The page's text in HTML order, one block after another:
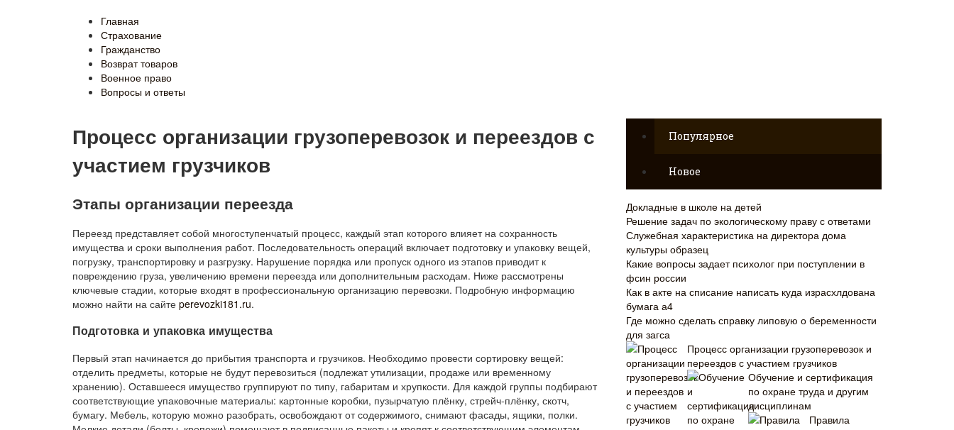
Главная
Страхование
Гражданство
Возврат товаров
Военное право
Вопросы и ответы
Процесс организации грузоперевозок и переездов с
участием грузчиков
Этапы организации переезда
Переезд представляет собой многоступенчатый процесс, каждый этап которого влияет на сохранность
имущества и сроки выполнения работ. Последовательность операций включает подготовку и упаковку вещей,
погрузку, транспортировку и разгрузку. Нарушение порядка или пропуск одного из этапов приводит к
повреждению груза, увеличению времени переезда или дополнительным расходам. Ниже рассмотрены
ключевые стадии, которые входят в профессиональную организацию перевозки. Подробную информацию
можно найти на сайте perevozki181.ru.
Подготовка и упаковка имущества
Первый этап начинается до прибытия транспорта и грузчиков. Необходимо провести сортировку вещей:
отделить предметы, которые не будут перевозиться (подлежат утилизации, продаже или временному
хранению). Оставшееся имущество группируют по типу, габаритам и хрупкости. Для каждой группы подбирают
соответствующие упаковочные материалы: картонные коробки, пузырчатую плёнку, стрейч-плёнку, скотч,
бумагу. Мебель, которую можно разобрать, освобождают от содержимого, снимают фасады, ящики, полки.
Популярное
Новое
Докладные в школе на детей
Решение задач по экологическому праву с ответами
Служебная характеристика на директора дома
культуры образец
Какие вопросы задает психолог при поступлении в
фсин россии
Как в акте на списание написать куда израсхлдована
бумага а4
Где можно сделать справку липовую о беременности
для загса
Процесс организации грузоперевозок и
переездов с участием грузчиков
Обучение и сертификация
по охране труда и другим
дисциплинам
Правила